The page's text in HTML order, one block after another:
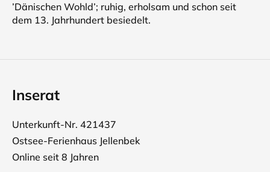
’Dänischen Wohld’; ruhig, erholsam und schon seit
dem 13. Jahrhundert besiedelt.
Inserat
Unterkunft-Nr. 421437
Ostsee-Ferienhaus Jellenbek
Online seit 8 Jahren